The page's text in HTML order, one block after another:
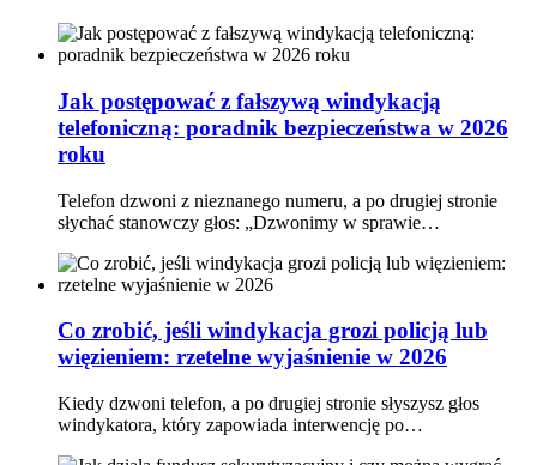
Jak postępować z fałszywą windykacją
telefoniczną: poradnik bezpieczeństwa w 2026
roku
Telefon dzwoni z nieznanego numeru, a po drugiej stronie
słychać stanowczy głos: „Dzwonimy w sprawie…
Co zrobić, jeśli windykacja grozi policją lub
więzieniem: rzetelne wyjaśnienie w 2026
Kiedy dzwoni telefon, a po drugiej stronie słyszysz głos
windykatora, który zapowiada interwencję po…